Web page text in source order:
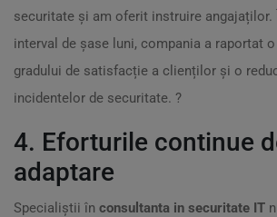
securitate și am oferit instruire angajaților.
interval de șase luni, compania a raportat
gradului de satisfacție a clienților și o
incidentelor de securitate. ?
4. Eforturile continue
adaptare
Specialiștii în consultanta in securitate IT